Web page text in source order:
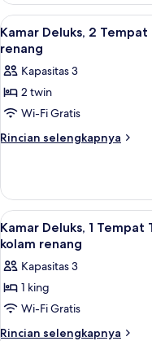
bathtub
(Balcony)
Deluks,
1
Tempat
King,
bathtub
Lihat
semua
untuk
Kamar
Deluks,
2
Twin,
pemandangan
kolam
renang
7
Kamar Deluks, 2
renang
Kapasitas 3
2 twin
Wi-Fi Gratis
Rincian selengkapnya
Rincian
Kamar
Deluks,
2
Tempat
Twin,
pemandangan
renang
Lihat
semua
untuk
Kamar
Deluks,
1
8
Kamar Deluks, 1
kolam renang
Kapasitas 3
1 king
Wi-Fi Gratis
Rincian selengkapnya
Rincian